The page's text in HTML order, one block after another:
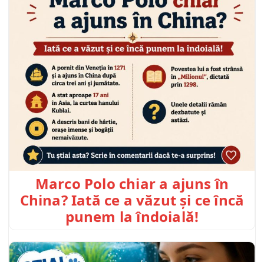
Marco Polo chiar a ajuns în
China? Iată ce a văzut și ce încă
punem la îndoială!